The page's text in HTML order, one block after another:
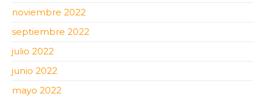
noviembre 2022
septiembre 2022
julio 2022
junio 2022
mayo 2022